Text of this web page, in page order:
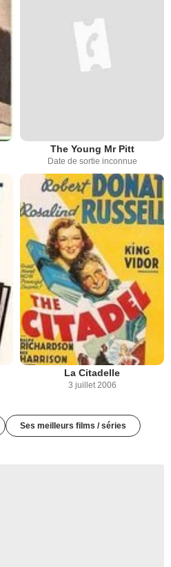
The Young Mr Pitt
Date de sortie inconnue
La Citadelle
3 juillet 2006
Ses meilleurs films / séries